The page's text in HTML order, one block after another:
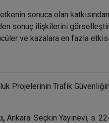
sonuca olan
sonuç ilişkilerini
ve kazalara en fazla
Projelerinin Trafik
Ankara: Seçkin Yayınevi, s.